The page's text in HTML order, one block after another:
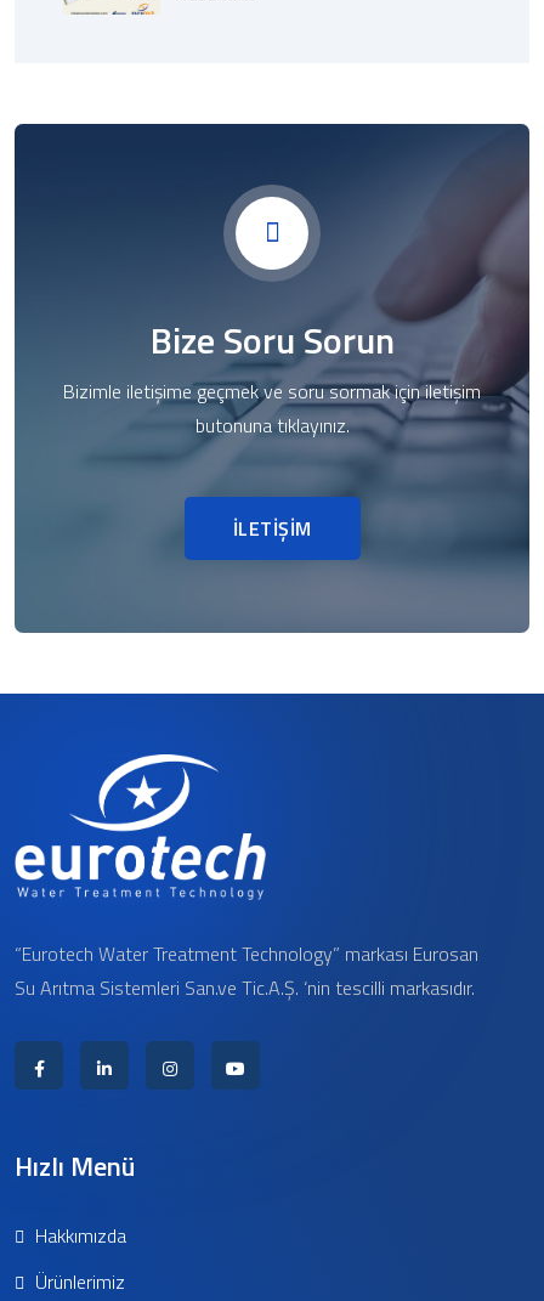
Bize Soru Sorun
Bizimle iletişime geçmek ve soru sormak için iletişim
butonuna tıklayınız.
İLETİŞİM
“Eurotech Water Treatment Technology” markası Eurosan
Su Arıtma Sistemleri San.ve Tic.A.Ş. ‘nin tescilli markasıdır.
Hızlı Menü
Hakkımızda
Ürünlerimiz